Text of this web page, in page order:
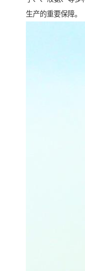
生产的重要保障。